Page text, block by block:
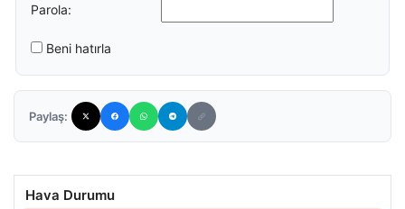
Parola:
Beni hatırla
Paylaş:
Hava Durumu